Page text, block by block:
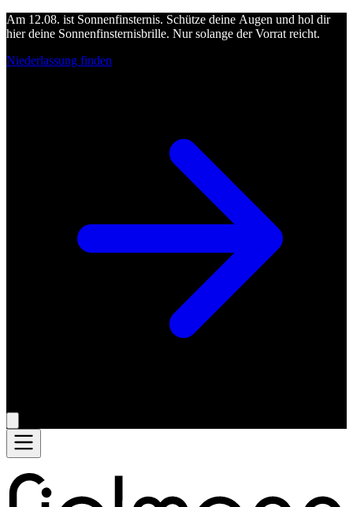
Am 12.08. ist Sonnenfinsternis. Schütze deine Augen und hol dir
hier deine Sonnenfinsternisbrille. Nur solange der Vorrat reicht.
Niederlassung finden